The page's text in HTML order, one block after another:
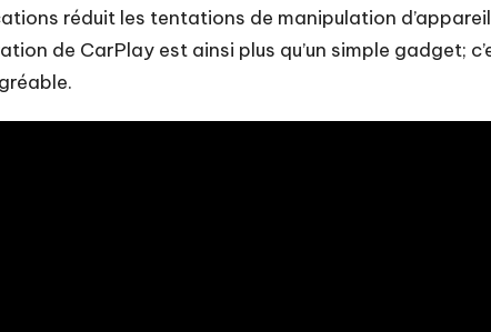
réduit les tentations de manipulation
de CarPlay est ainsi plus qu’un simple gadget;